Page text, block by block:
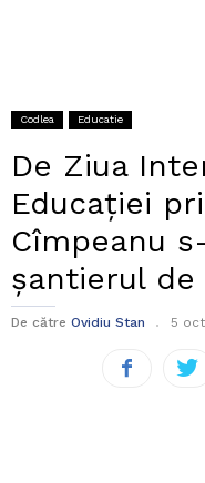
Codlea Educatie
De Ziua
Educației
Cîmpeanu
șantierul de
De către Ovidiu Stan 5